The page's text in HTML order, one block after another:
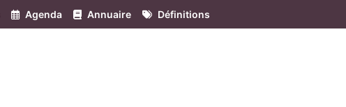
Agenda Annuaire Définitions